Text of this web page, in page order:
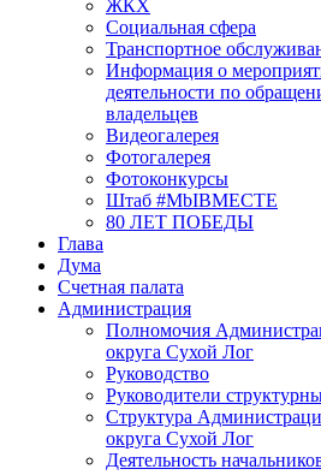
ЖКХ
Социальная сфера
Транспортное
Информация о
деятельности по
владельцев
Видеогалерея
Фотогалерея
Фотоконкурсы
Штаб #MbIBMECTE
80 ЛЕТ ПОБЕДЫ
Глава
Дума
Счетная палата
Администрация
Полномочия
округа Сухой Лог
Руководство
Руководители
Структура
округа Сухой Лог
Деятельность